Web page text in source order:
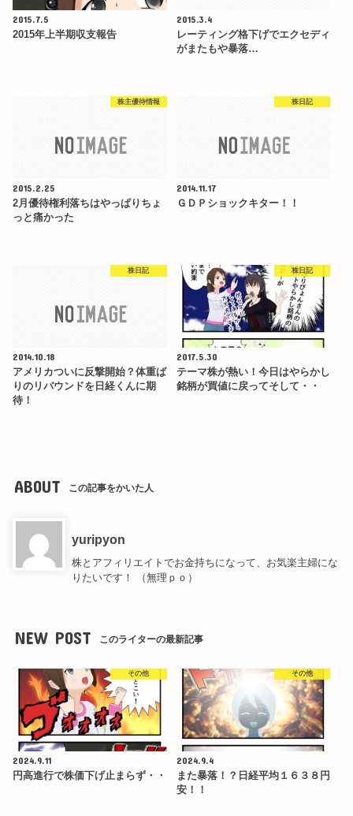
2015.7.5
2015年上半期収支報告
2015.3.4
レーティング格下げでエクセディ
がまたもや暴落…
株主優待情報
2015.2.25
2月優待権利落ちはやっぱりちょ
っと痛かった
株日記
2014.11.17
ＧＤＰショックキター！！
株日記
2014.10.18
アメリカついに反撃開始？体重ば
りのリバウンドを日経くんに期
待！
株日記
2017.5.30
テーマ株が熱い！今日はやらかし
銘柄が買値に戻ってそして・・
ABOUT この記事をかいた人
yuripyon
株とアフィリエイトでお金持ちになって、お気楽主婦にな
りたいです！ （無理ｐｏ）
NEW POST このライターの最新記事
その他
2024.9.11
円高進行で株価下げ止まらず・・
その他
2024.9.4
また暴落！？日経平均１６３８円
安！！